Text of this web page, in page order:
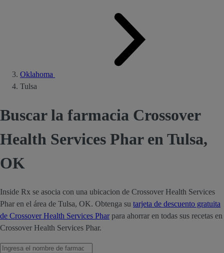
Oklahoma
Tulsa
Buscar la farmacia Crossover
Health Services Phar en Tulsa,
OK
Inside Rx se asocia con una ubicacion de Crossover Health Services
Phar en el área de Tulsa, OK. Obtenga su tarjeta de descuento gratuita
de Crossover Health Services Pharpara ahorrar en todas sus recetas en
Crossover Health Services Phar.